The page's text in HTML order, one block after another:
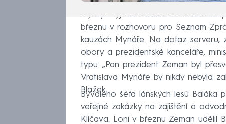
Nynější vyjádření Zemana však
březnu v rozhovoru pro Seznam
kauzách Mynáře. Na dotaz
obory a prezidentské kanceláře,
typu. „Pan prezident Zeman byl
Vratislava Mynáře by nikdy nebyla
Blažek.
Bývalého šéfa lánských lesů Baláka
veřejné zakázky na zajištění a
Klíčava. Loni v březnu Zeman udělil